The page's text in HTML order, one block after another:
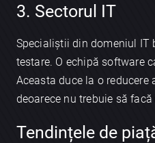
3. Sectorul IT
Specialiștii din domeniul IT
testare. O echipă software
Aceasta duce la o
deoarece nu trebuie să
Tendințele de